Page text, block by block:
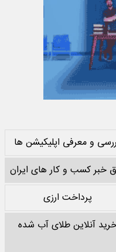
و معرفی اپلیکیشن ها
خبر کسب و کار های ایران
پرداخت ارزی
آنلاین طلای آب شده